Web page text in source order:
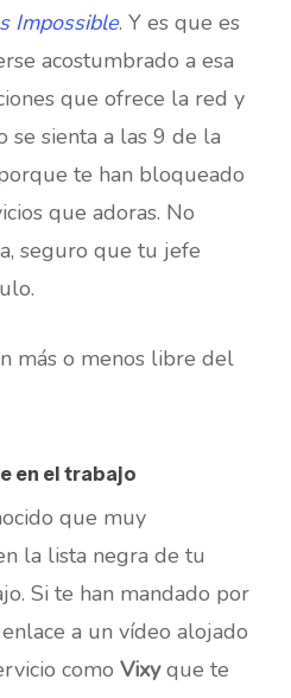
Impossible. Y es que es
acostumbrado a esa
que ofrece la red y
se sienta a las 9 de la
te han bloqueado
que adoras. No
seguro que tu jefe
más o menos libre del
en el trabajo
que muy
la lista negra de tu
Si te han mandado por
a un vídeo alojado
como Vixyque te